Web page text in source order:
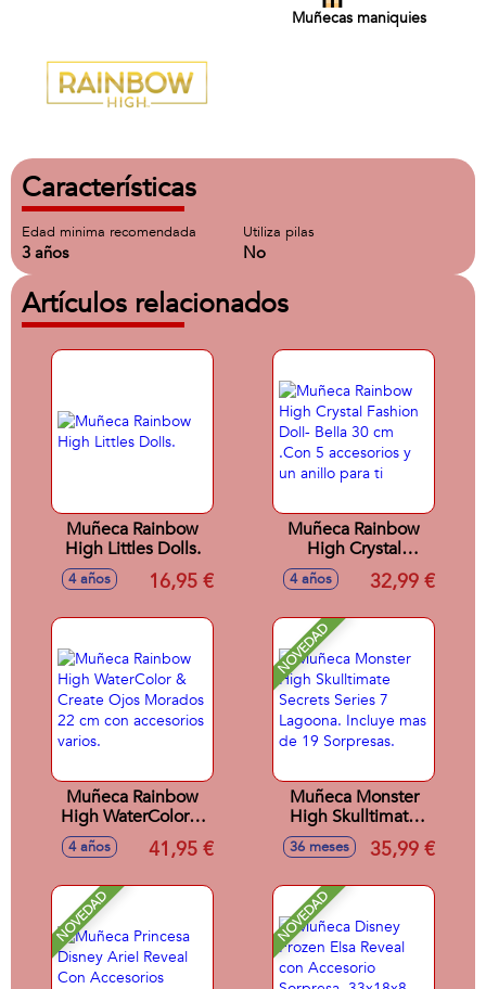
Muñecas maniquies
Características
Edad minima recomendada
3 años
Utiliza pilas
No
Artículos relacionados
Muñeca Rainbow
High Littles Dolls.
4 años 16,95 €
Muñeca Rainbow
High Crystal
Fashion Doll- Bella
30 cm .Con 5
anillo para ti
4 años 32,99 €
Muñeca Rainbow
High WaterColor &
Create Ojos
Morados 22 cm con
4 años 41,95 €
NOVEDAD
Muñeca Monster
High Skulltimate
Secrets Series 7
Lagoona. Incluye
Sorpresas.
36 meses 35,99 €
NOVEDAD NOVEDAD